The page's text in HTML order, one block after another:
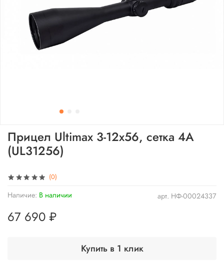
(0)
арт. НФ-00024337
Наличие: В наличии
Прицел Ultimax 3-12x56, сетка 4A
(UL31256)
67 690 ₽
Купить в 1 клик